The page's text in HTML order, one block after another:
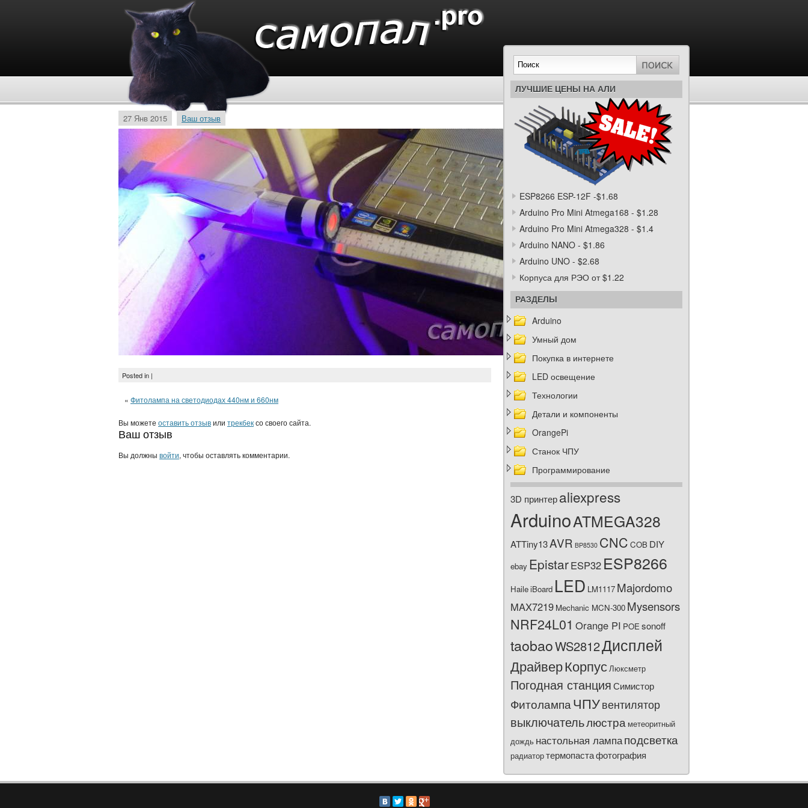
27 Янв 2015 Ваш отзыв
Posted in |
« Фитолампа на светодиодах 440нм и 660нм
Вы можете оставить отзывили трекбексо своего сайта.
Ваш отзыв
Вы должны войти, чтобы оставлять комментарии.
ЛУЧШИЕ ЦЕНЫ НА АЛИ
ESP8266 ESP-12F -$1.68
Arduino Pro Mini Atmega168 - $1.28
Arduino Pro Mini Atmega328 - $1.4
Arduino NANO - $1.86
Arduino UNO - $2.68
Корпуса для РЭО от $1.22
РАЗДЕЛЫ
Arduino
Умный дом
Покупка в интернете
LED освещение
Технологии
Детали и компоненты
OrangePi
Станок ЧПУ
Программирование
3D принтерaliexpress
ArduinoATMEGA328
ATTiny13AVR BP8530 CNC COB DIY
ebay EpistarESP32 ESP8266
HaileiBoard LED LM1117 Majordomo
MAX7219 Mechanic MCN-300 Mysensors
NRF24L01 Orange PI POEsonoff
taobaoWS2812Дисплей
ДрайверКорпусЛюксметр
Погодная станцияСимистор
ФитолампаЧПУвентилятор
выключательлюстра метеоритный
дождь настольная лампаподсветка
радиатортермопастафотография